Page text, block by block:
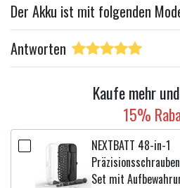
Der Akku ist mit folgenden
Antworten
Kaufe mehr
15%
NEXTBATT 48-in-1
Set mit